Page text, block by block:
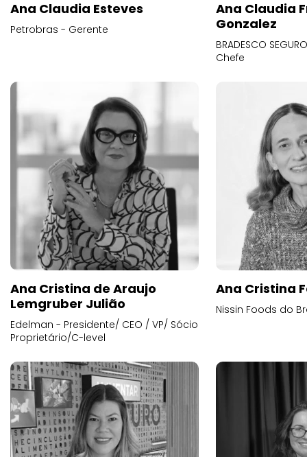
Ana Claudia Esteves
Petrobras - Gerente
Ana Claudia
Gonzalez
BRADESCO
Chefe
Ana Cristina de Araujo
Lemgruber Julião
Edelman - Presidente/ CEO / VP/ Sócio
Proprietário/C-level
Ana Cristina
Nissin Foods do